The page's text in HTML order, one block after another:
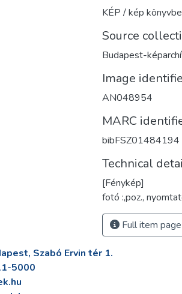
KÉP / kép
Source
Budapest-
Image
AN048954
MARC
bibFSZ01484194
Technical
[Fénykép]
fotó :,poz.,
Full item page
Szabó Ervin tér 1.
5000